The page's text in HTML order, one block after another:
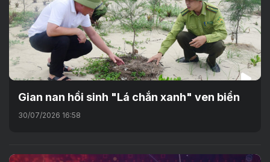
Gian nan hồi sinh "Lá chắn xanh" ven biển
30/07/2026 16:58